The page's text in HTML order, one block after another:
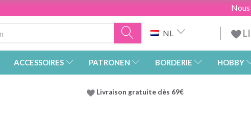
NL
ACCESSOIRES PATRONEN BORDERIE HOBBY
Livraison gratuite dès 69€